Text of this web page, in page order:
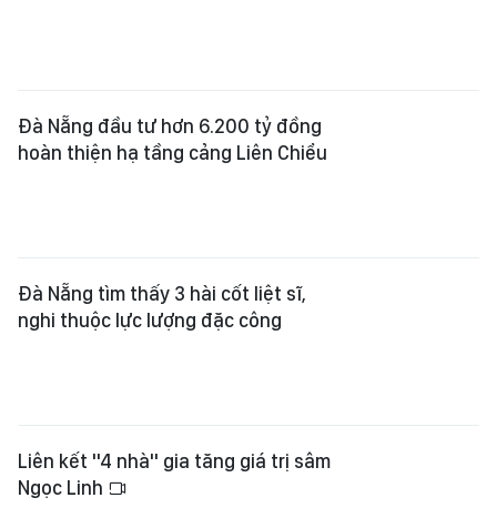
Đà Nẵng đầu tư hơn 6.200 tỷ đồng
hoàn thiện hạ tầng cảng Liên Chiểu
Đà Nẵng tìm thấy 3 hài cốt liệt sĩ,
nghi thuộc lực lượng đặc công
Liên kết "4 nhà" gia tăng giá trị sâm
Ngọc Linh